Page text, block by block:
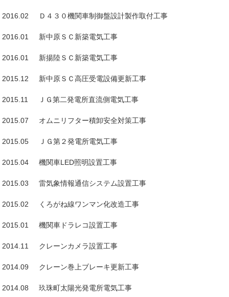
2016.02 Ｄ４３０機関車制御盤設計製作取付工事
2016.01 新中原ＳＣ新築電気工事
2016.01 新揚陸ＳＣ新築電気工事
2015.12 新中原ＳＣ高圧受電設備更新工事
2015.11 ＪＧ第二発電所直流側電気工事
2015.07 オムニリフター積卸安全対策工事
2015.05 ＪＧ第２発電所電気工事
2015.04 機関車LED照明設置工事
2015.03 雷気象情報通信システム設置工事
2015.02 くろがね線ワンマン化改造工事
2015.01 機関車ドラレコ設置工事
2014.11 クレーンカメラ設置工事
2014.09 クレーン巻上ブレーキ更新工事
2014.08 玖珠町太陽光発電所電気工事